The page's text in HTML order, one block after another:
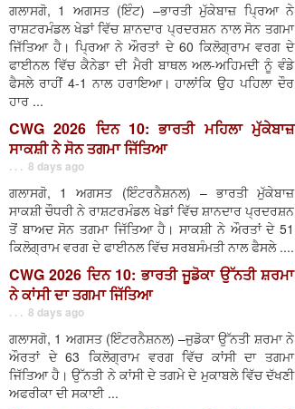
ਗਲਾਸਗੋ, 1 ਅਗਸਤ (ਇੰਟ) –ਭਾਰਤੀ ਮੁੱਕੇਬਾਜ਼ ਪ੍ਰਿਆ ਨੇ
ਰਾਸ਼ਟਰਮੰਡਲ ਖੇਡਾਂ ਵਿੱਚ ਸ਼ਾਨਦਾਰ ਪ੍ਰਦਰਸ਼ਨ ਨਾਲ ਸੋਨ ਤਗਮਾ
ਜਿੱਤਿਆ ਹੈ। ਪ੍ਰਿਆ ਨੇ ਔਰਤਾਂ ਦੇ 60 ਕਿਲੋਗ੍ਰਾਮ ਵਰਗ ਦੇ
ਫਾਈਨਲ ਵਿੱਚ ਕੈਨੇਡਾ ਦੀ ਮੈਰੀ ਬਾਥਲ ਅਲ-ਅਹਿਮਦੀ ਨੂੰ ਵੰਡੇ
ਫੈਸਲੇ ਰਾਹੀਂ 4-1 ਨਾਲ ਹਰਾਇਆ। ਹਾਲਾਂਕਿ ਉਹ ਪਹਿਲਾ ਦੌਰ
ਹਾਰ ...
CWG 2026 ਦਿਨ 10: ਭਾਰਤੀ ਮਹਿਲਾ ਮੁੱਕੇਬਾਜ਼
ਸਾਕਸ਼ੀ ਨੇ ਸੋਨ ਤਗਮਾ ਜਿੱਤਿਆ
. . . 8 days ago
ਗਲਾਸਗੋ, 1 ਅਗਸਤ (ਇੰਟਰਨੈਸ਼ਨਲ) – ਭਾਰਤੀ ਮੁੱਕੇਬਾਜ਼
ਸਾਕਸ਼ੀ ਚੌਧਰੀ ਨੇ ਰਾਸ਼ਟਰਮੰਡਲ ਖੇਡਾਂ ਵਿੱਚ ਸ਼ਾਨਦਾਰ ਪ੍ਰਦਰਸ਼ਨ
ਤੋਂ ਬਾਅਦ ਸੋਨ ਤਗਮਾ ਜਿੱਤਿਆ ਹੈ। ਸਾਕਸ਼ੀ ਨੇ ਔਰਤਾਂ ਦੇ 51
ਕਿਲੋਗ੍ਰਾਮ ਵਰਗ ਦੇ ਫਾਈਨਲ ਵਿੱਚ ਸਰਬਸੰਮਤੀ ਨਾਲ ਫੈਸਲੇ ....
CWG 2026 ਦਿਨ 10: ਭਾਰਤੀ ਜੂਡੋਕਾ ਉੱਨਤੀ ਸ਼ਰਮਾ
ਨੇ ਕਾਂਸੀ ਦਾ ਤਗਮਾ ਜਿੱਤਿਆ
. . . 8 days ago
ਗਲਾਸਗੋ, 1 ਅਗਸਤ (ਇੰਟਰਨੈਸ਼ਨਲ) –ਜੁਡੋਕਾ ਉੱਨਤੀ ਸ਼ਰਮਾ ਨੇ
ਔਰਤਾਂ ਦੇ 63 ਕਿਲੋਗ੍ਰਾਮ ਵਰਗ ਵਿੱਚ ਕਾਂਸੀ ਦਾ ਤਗਮਾ
ਜਿੱਤਿਆ ਹੈ। ਉੱਨਤੀ ਨੇ ਕਾਂਸੀ ਦੇ ਤਗਮੇ ਦੇ ਮੁਕਾਬਲੇ ਵਿੱਚ ਦੱਖਣੀ
ਅਫਰੀਕਾ ਦੀ ਸਕਾਈ ...